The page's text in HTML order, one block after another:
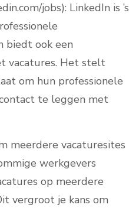
jobs): LinkedIn is ’s
biedt ook een
vacatures. Het stelt
om hun professionele
te leggen met
meerdere vacaturesites
werkgevers
op meerdere
vergroot je kans om